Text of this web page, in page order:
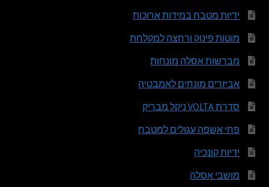
ידיות מטבח במידות ארוכות
מוטות פינוק ורחצה למקלחת
מברשות אסלה מונחות
אביזרים מונחים לאמבטיה
סדרת VOLTA ניקל מבריק
פחי אשפה עגולים למטבח
ידיות קונכיה
מושבי אסלה